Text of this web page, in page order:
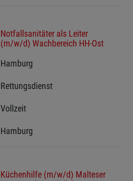
Notfallsanitäter als Leiter
(m/w/d) Wachbereich HH-Ost
Hamburg
Rettungsdienst
Vollzeit
Hamburg
Küchenhilfe (m/w/d) Malteser